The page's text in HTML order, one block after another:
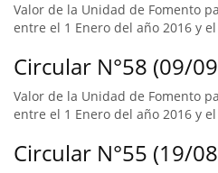
Valor de la Unidad de Fomento
entre el 1 Enero del año 2016 y
Circular N°58 (09/
Valor de la Unidad de Fomento
entre el 1 Enero del año 2016 y
Circular N°55 (19/